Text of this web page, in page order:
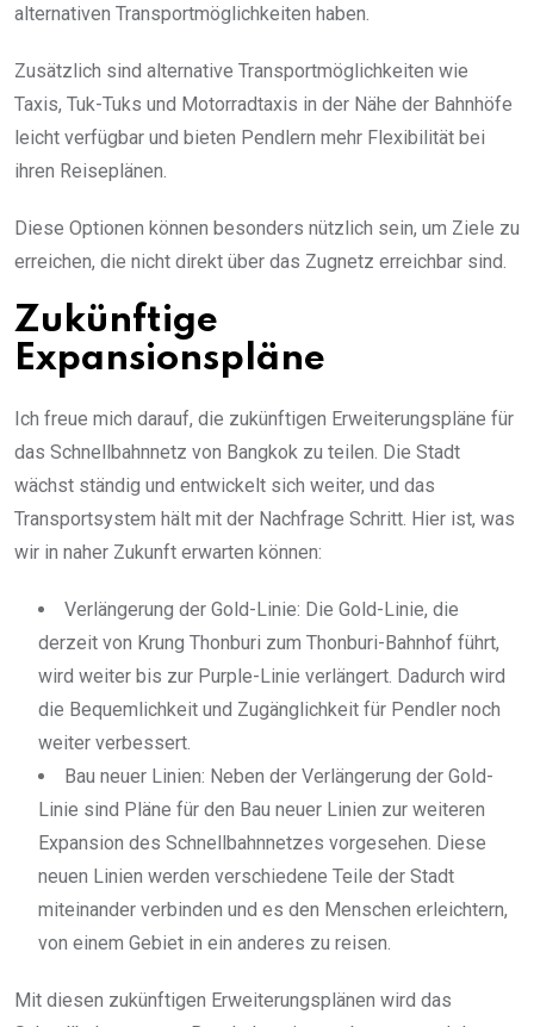
alternativen Transportmöglichkeiten haben.
Zusätzlich sind alternative Transportmöglichkeiten wie
Taxis, Tuk-Tuks und Motorradtaxis in der Nähe der Bahnhöfe
leicht verfügbar und bieten Pendlern mehr Flexibilität bei
ihren Reiseplänen.
Diese Optionen können besonders nützlich sein, um Ziele zu
erreichen, die nicht direkt über das Zugnetz erreichbar sind.
Zukünftige
Expansionspläne
Ich freue mich darauf, die zukünftigen Erweiterungspläne für
das Schnellbahnnetz von Bangkok zu teilen. Die Stadt
wächst ständig und entwickelt sich weiter, und das
Transportsystem hält mit der Nachfrage Schritt. Hier ist, was
wir in naher Zukunft erwarten können:
Verlängerung der Gold-Linie: Die Gold-Linie, die
derzeit von Krung Thonburi zum Thonburi-Bahnhof führt,
wird weiter bis zur Purple-Linie verlängert. Dadurch wird
die Bequemlichkeit und Zugänglichkeit für Pendler noch
weiter verbessert.
Bau neuer Linien: Neben der Verlängerung der Gold-
Linie sind Pläne für den Bau neuer Linien zur weiteren
Expansion des Schnellbahnnetzes vorgesehen. Diese
neuen Linien werden verschiedene Teile der Stadt
miteinander verbinden und es den Menschen erleichtern,
von einem Gebiet in ein anderes zu reisen.
Mit diesen zukünftigen Erweiterungsplänen wird das